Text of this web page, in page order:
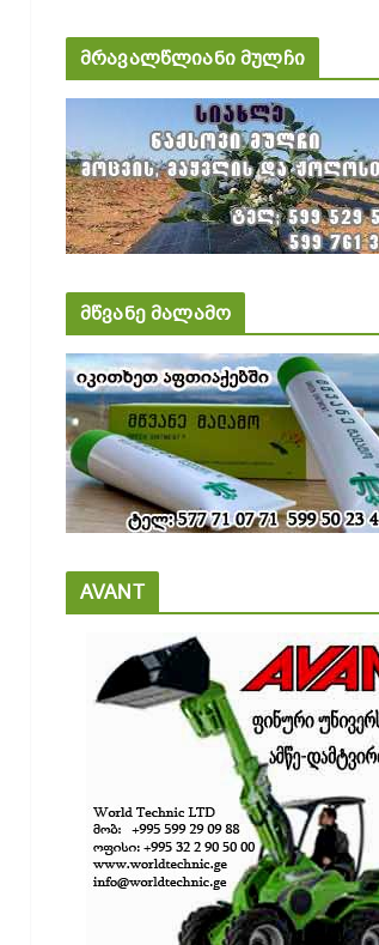
მრავალწლიანი მულჩი
მწვანე მალამო
AVANT